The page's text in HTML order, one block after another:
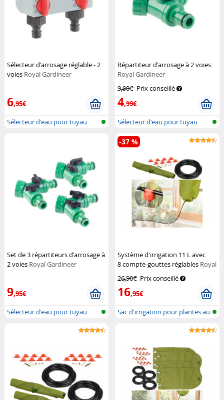
Sélecteur d'arrosage réglable - 2
voies Royal Gardineer
6,95€
Sélecteur d'eau pour tuyau
Répartiteur d'arrosage à 2 voies
Royal Gardineer
9,90€ Prix conseillé
4,99€
Sélecteur d'eau pour tuyau
d'arrosa...
Set de 3 répartiteurs d'arrosage à
2 voies Royal Gardineer
9,95€
Sélecteur d'eau pour tuyau
Système d'irrigation 11 L avec
8 compte-gouttes réglables Royal
26,90€ Prix conseillé
16,95€
-37 %
Sac d'irrigation pour plantes au